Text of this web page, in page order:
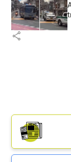
share